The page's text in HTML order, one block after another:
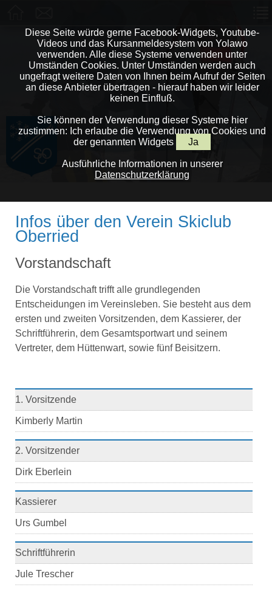
Infos über den Verein Skiclub
Oberried
Vorstandschaft
Die Vorstandschaft trifft alle grundlegenden
Entscheidungen im Vereinsleben. Sie besteht aus dem
ersten und zweiten Vorsitzenden, dem Kassierer, der
Schriftführerin, dem Gesamtsportwart und seinem
Vertreter, dem Hüttenwart, sowie fünf Beisitzern.
1. Vorsitzende
Kimberly Martin
2. Vorsitzender
Dirk Eberlein
Kassierer
Urs Gumbel
Schriftführerin
Jule Trescher
Diese Seite würde gerne Facebook-Widgets, Youtube-
Videos und das Kursanmeldesystem von Yolawo
verwenden. Alle diese Systeme verwenden unter
Umständen Cookies. Unter Umständen werden auch
ungefragt weitere Daten von Ihnen beim Aufruf der Seiten
an diese Anbieter übertragen - hierauf haben wir leider
keinen Einfluß.
Sie können der Verwendung dieser Systeme hier
zustimmen: Ich erlaube die Verwendung von Cookies und
der genannten Widgets
Ja
Ausführliche Informationen in unserer
Datenschutzerklärung